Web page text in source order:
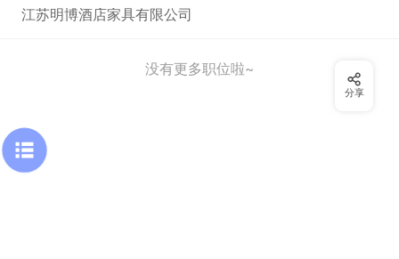
江苏明博酒店家具有限公司
没有更多职位啦~
分享